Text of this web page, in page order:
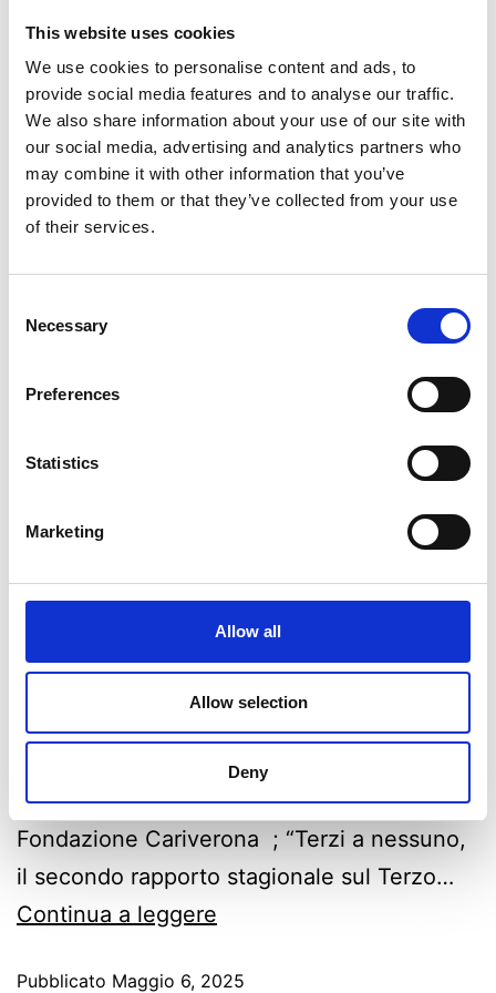
This website uses cookies
We use cookies to personalise content and ads, to
provide social media features and to analyse our traffic.
We also share information about your use of our site with
our social media, advertising and analytics partners who
may combine it with other information that you’ve
provided to them or that they’ve collected from your use
of their services.
Selection
Necessary
Preferences
Statistics
Marketing
Allow all
Allow selection
Deny
accompagna alla scoperta di nuovi
eventi della settimana vi ricordiamo:
“Graffiti strappatoi e Street Art a Verona:
unpersorso di studio e valorizzazione” di
Fondazione Cariverona ; “Terzi a nessuno,
il secondo rapporto stagionale sul Terzo…
Continua a leggere
Pubblicato Maggio 6, 2025